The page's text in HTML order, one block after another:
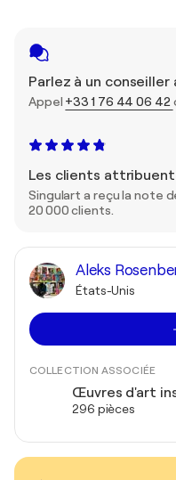
Parlez à un
Appel +33 1 76 44 06 42
Les clients
Singulart a reçu la note
20 000 clients.
Aleks
États-Unis
COLLECTION ASSOCIÉE
Œuvres d'art
296 pièces